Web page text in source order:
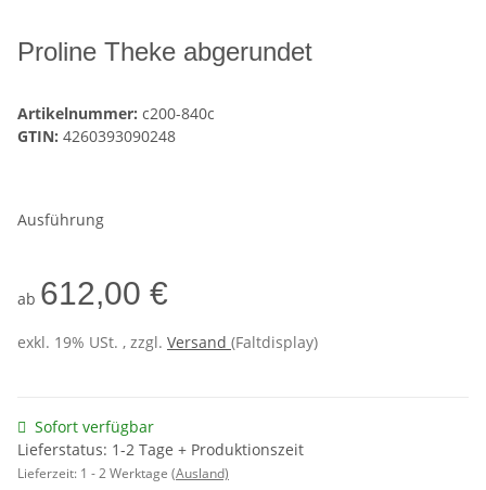
Proline Theke abgerundet
Artikelnummer: c200-840c
GTIN: 4260393090248
Ausführung
ab 612,00 €
exkl. 19% USt. , zzgl. Versand (Faltdisplay)
Sofort verfügbar
Lieferstatus: 1-2 Tage + Produktionszeit
Lieferzeit: 1 - 2 Werktage (Ausland)